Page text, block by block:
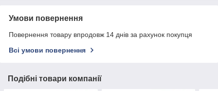
Умови повернення
Повернення товару впродовж 14 днів за рахунок покупця
Всі умови повернення
Подібні товари компанії